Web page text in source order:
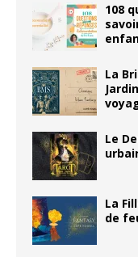
108
La
Le
La
de